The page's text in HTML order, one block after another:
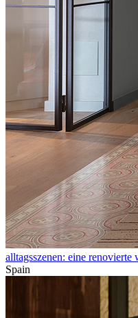
alltagsszenen: eine
Spain